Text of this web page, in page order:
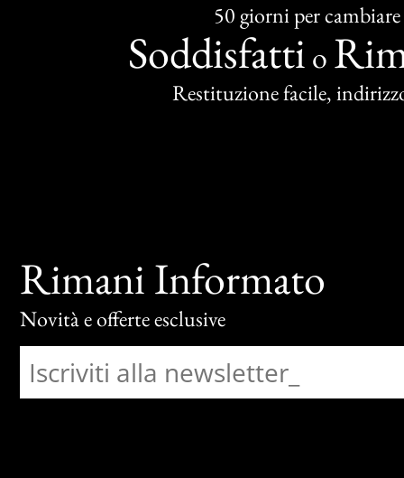
50 giorni per cambiare
Soddisfatti o
Restituzione facile,
Rimani Informato
Novità e offerte esclusive